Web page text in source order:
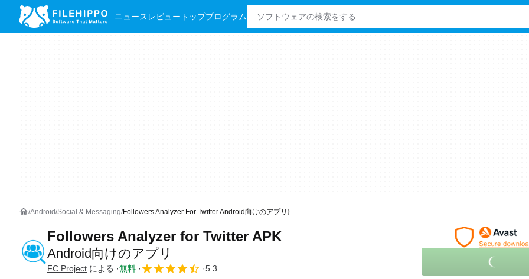
ニュース レビュー トッププログラム
Android Social & Messaging Followers Analyzer For Twitter Android向けのアプリ}
Followers Analyzer for Twitter APK
Android向けのアプリ
FC Project による 無料 5.3